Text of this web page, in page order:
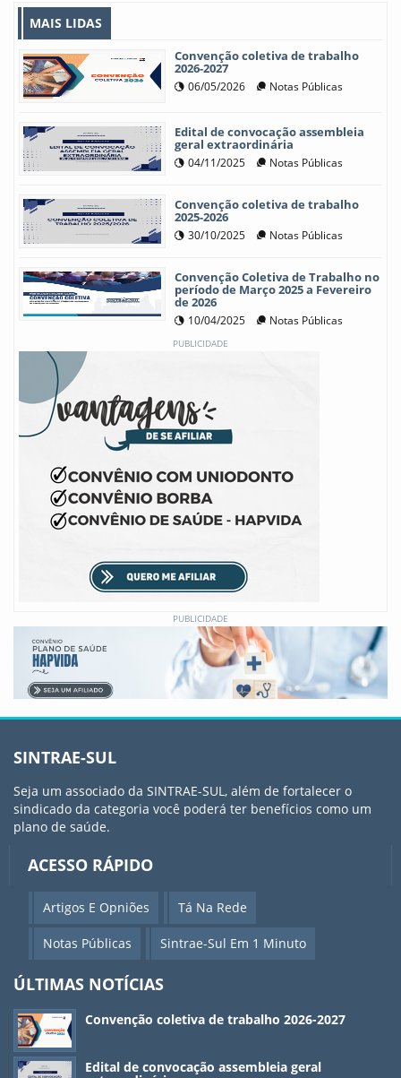
MAIS LIDAS
Convenção coletiva de trabalho
2026-2027
06/05/2026 Notas Públicas
Edital de convocação assembleia
geral extraordinária
04/11/2025 Notas Públicas
Convenção coletiva de trabalho
2025-2026
30/10/2025 Notas Públicas
Convenção Coletiva de Trabalho no
período de Março 2025 a Fevereiro
de 2026
10/04/2025 Notas Públicas
PUBLICIDADE
PUBLICIDADE
SINTRAE-SUL
Seja um associado da SINTRAE-SUL, além de fortalecer o
sindicado da categoria você poderá ter benefícios como um
plano de saúde.
ACESSO RÁPIDO
Artigos E Opniões Tá Na Rede
Notas Públicas Sintrae-Sul Em 1 Minuto
ÚLTIMAS NOTÍCIAS
Convenção coletiva de trabalho 2026-2027
Edital de convocação assembleia geral